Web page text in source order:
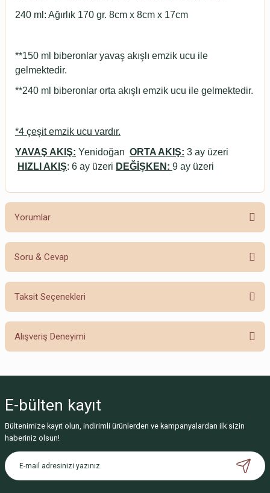
240 ml: Ağırlık 170 gr. 8cm x 8cm x 17cm
**150 ml biberonlar yavaş akışlı emzik ucu ile
gelmektedir.
**240 ml biberonlar orta akışlı emzik ucu ile gelmektedir.
*4 çeşit emzik ucu vardır.
YAVAŞ AKIŞ: Yenidoğan ORTA AKIŞ: 3 ay üzeri
HIZLI AKIŞ: 6 ay üzeri DEĞİŞKEN: 9 ay üzeri
Yorumlar
Bu ürüne ilk yorumu siz yapın!
Soru & Cevap
Ürün hakkında henüz soru sorulmamış.
Taksit Seçenekleri
Alışveriş Deneyimi
Deneyimini Paylaş
E-bülten kayıt
Bültenimize kayıt olun, indirimli ürünlerden ve kampanyalardan ilk sizin
haberiniz olsun!